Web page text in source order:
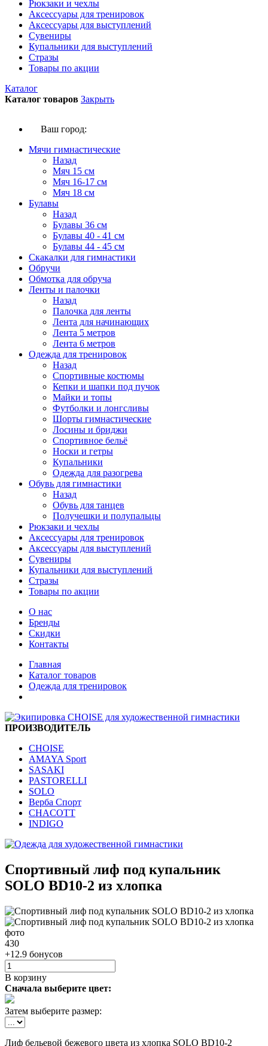
Рюкзаки и чехлы
Аксессуары для тренировок
Аксессуары для выступлений
Сувениры
Купальники для выступлений
Стразы
Товары по акции
Каталог
Каталог товаров Закрыть
Ваш город:
Мячи гимнастические
Назад
Мяч 15 см
Мяч 16-17 см
Мяч 18 см
Булавы
Назад
Булавы 36 см
Булавы 40 - 41 см
Булавы 44 - 45 см
Скакалки для гимнастики
Обручи
Обмотка для обруча
Ленты и палочки
Назад
Палочка для ленты
Лента для начинающих
Лента 5 метров
Лента 6 метров
Одежда для тренировок
Назад
Спортивные костюмы
Кепки и шапки под пучок
Майки и топы
Футболки и лонгсливы
Шорты гимнастические
Лосины и бриджи
Спортивное бельё
Носки и гетры
Купальники
Одежда для разогрева
Обувь для гимнастики
Назад
Обувь для танцев
Получешки и полупальцы
Рюкзаки и чехлы
Аксессуары для тренировок
Аксессуары для выступлений
Сувениры
Купальники для выступлений
Стразы
Товары по акции
О нас
Бренды
Скидки
Контакты
Главная
Каталог товаров
Одежда для тренировок
ПРОИЗВОДИТЕЛЬ
CHOISE
AMAYA Sport
SASAKI
PASTORELLI
SOLO
Верба Спорт
CHACOTT
INDIGO
Спортивный лиф под купальник
SOLO BD10-2 из хлопка
430
+12.9 бонусов
В корзину
Сначала выберите цвет:
Затем выберите размер:
Лиф бельевой бежевого цвета из хлопка SOLO BD10-2